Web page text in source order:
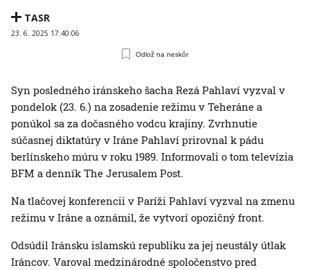
TASR
23. 6. 2025 17:40:06
Odlož na neskôr
Syn posledného iránskeho šacha Rezá Pahlaví vyzval v
pondelok (23. 6.) na zosadenie režimu v Teheráne a
ponúkol sa za dočasného vodcu krajiny. Zvrhnutie
súčasnej diktatúry v Iráne Pahlaví prirovnal k pádu
berlínskeho múru v roku 1989. Informovali o tom televízia
BFM a denník The Jerusalem Post.
Na tlačovej konferencii v Paríži Pahlaví vyzval na zmenu
režimu v Iráne a oznámil, že vytvorí opozičný front.
Odsúdil Iránsku islamskú republiku za jej neustály útlak
Iráncov. Varoval medzinárodné spoločenstvo pred